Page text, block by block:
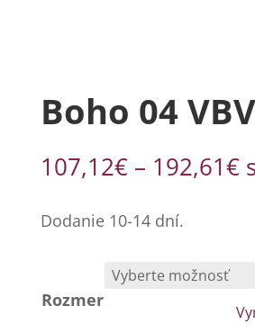
Boho 04 VBV
107,12€ – 192,61€
Dodanie 10-14 dní.
Rozmer